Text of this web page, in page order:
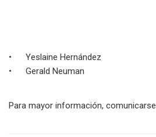
• Yeslaine Hernández
• Gerald Neuman
Para mayor información,